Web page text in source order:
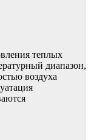
теплых
диапазон,
воздуха